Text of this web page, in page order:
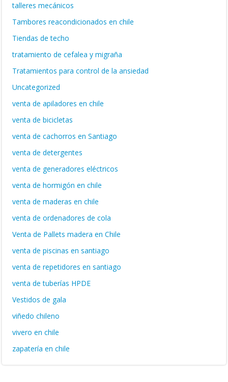
talleres mecánicos
Tambores reacondicionados en chile
Tiendas de techo
tratamiento de cefalea y migraña
Tratamientos para control de la ansiedad
Uncategorized
venta de apiladores en chile
venta de bicicletas
venta de cachorros en Santiago
venta de detergentes
venta de generadores eléctricos
venta de hormigón en chile
venta de maderas en chile
venta de ordenadores de cola
Venta de Pallets madera en Chile
venta de piscinas en santiago
venta de repetidores en santiago
venta de tuberías HPDE
Vestidos de gala
viñedo chileno
vivero en chile
zapatería en chile